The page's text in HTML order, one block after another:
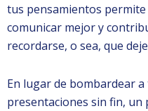
tus pensamientos
comunicar mejor y
recordarse, o sea, que
En lugar de bombardear
presentaciones sin fin, un